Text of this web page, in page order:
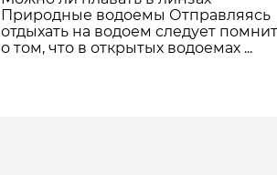
Природные водоемы Отправляясь
отдыхать на водоем следует
о том, что в открытых водоемах ...